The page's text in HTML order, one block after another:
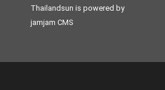
Thailandsun is powered by
jamjam CMS